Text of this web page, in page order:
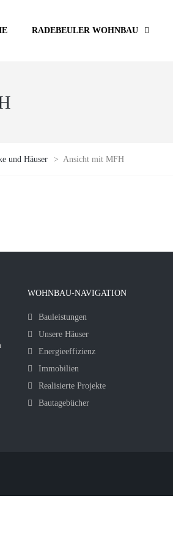
RADEBEULER WOHNBAU
und Häuser > Ansicht mit MFH
WOHNBAU-NAVIGATION
Bauleistungen
Unsere Häuser
Energieeffizienz
Immobilien
Realisierte Projekte
Bautagebücher